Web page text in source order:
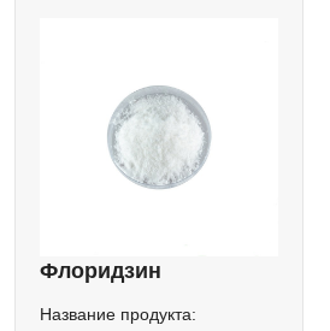
Флоридзин
Название продукта: